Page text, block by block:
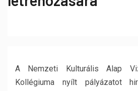
A Nemzeti Kulturális Alap
Kollégiuma nyílt pályázatot